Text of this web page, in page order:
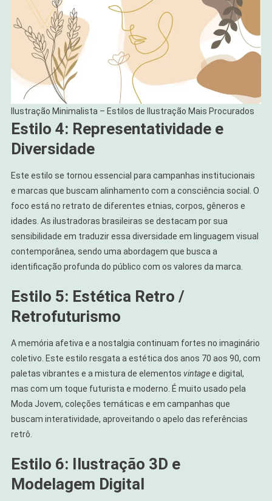
Ilustração Minimalista – Estilos de Ilustração Mais Procurados
Estilo 4: Representatividade e
Diversidade
Este estilo se tornou essencial para campanhas institucionais
e marcas que buscam alinhamento com a consciência social. O
foco está no retrato de diferentes etnias, corpos, gêneros e
idades. As ilustradoras brasileiras se destacam por sua
sensibilidade em traduzir essa diversidade em linguagem visual
contemporânea, sendo uma abordagem que busca a
identificação profunda do público com os valores da marca.
Estilo 5: Estética Retro /
Retrofuturismo
A memória afetiva e a nostalgia continuam fortes no imaginário
coletivo. Este estilo resgata a estética dos anos 70 aos 90, com
paletas vibrantes e a mistura de elementos vintagee digital,
mas com um toque futurista e moderno. É muito usado pela
Moda Jovem, coleções temáticas e em campanhas que
buscam interatividade, aproveitando o apelo das referências
retrô.
Estilo 6: Ilustração 3D e
Modelagem Digital